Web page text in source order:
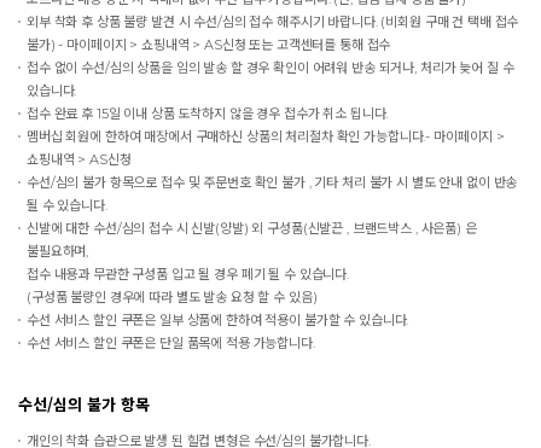
외부 착화 후 상품 불량 발견 시 수선/심의 접수 해주시기 바랍니다. (비회원 구매 건 택배 접수
불가) - 마이페이지 > 쇼핑내역 > AS신청 또는 고객센터를 통해 접수
접수 없이 수선/심의 상품을 임의 발송 할 경우 확인이 어려워 반송 되거나, 처리가 늦어 질 수
있습니다.
접수 완료 후 15일 이내 상품 도착하지 않을 경우 접수가 취소 됩니다.
멤버십 회원에 한하여 매장에서 구매하신 상품의 처리절차 확인 가능합니다.- 마이페이지 >
쇼핑내역 > AS신청
수선/심의 불가 항목으로 접수 및 주문번호 확인 불가 , 기타 처리 불가 시 별도 안내 없이 반송
될 수 있습니다.
신발에 대한 수선/심의 접수 시 신발(양발) 외 구성품(신발끈 , 브랜드박스 , 사은품) 은
불필요하며,
접수 내용과 무관한 구성품 입고 될 경우 폐기 될 수 있습니다.
(구성품 불량인 경우에 따라 별도 발송 요청 할 수 있음)
수선 서비스 할인 쿠폰은 일부 상품에 한하여 적용이 불가할 수 있습니다.
수선 서비스 할인 쿠폰은 단일 품목에 적용 가능합니다.
수선/심의 불가 항목
개인의 착화 습관으로 발생 된 힐컵 변형은 수선/심의 불가합니다.